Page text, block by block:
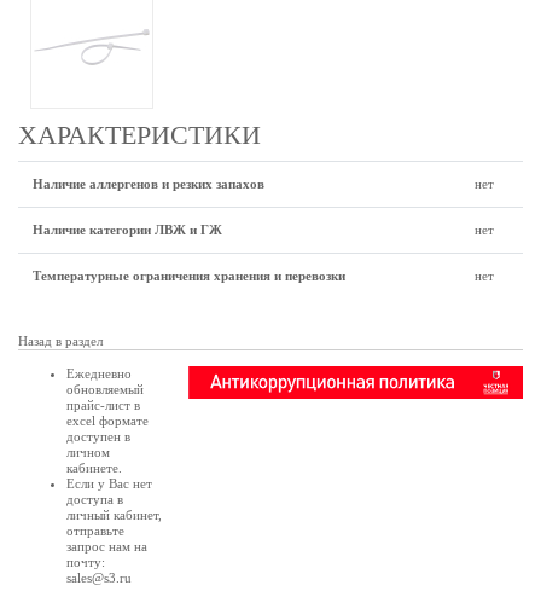
ХАРАКТЕРИСТИКИ
Наличие аллергенов и резких запахов нет
Наличие категории ЛВЖ и ГЖ нет
Температурные ограничения хранения и перевозки нет
Назад в раздел
Ежедневно
обновляемый
прайс-лист в
excel формате
доступен в
личном
кабинете
Если у Вас нет
доступа в
личный кабинет,
отправьте
запрос нам на
почту:
sales@s3.ru